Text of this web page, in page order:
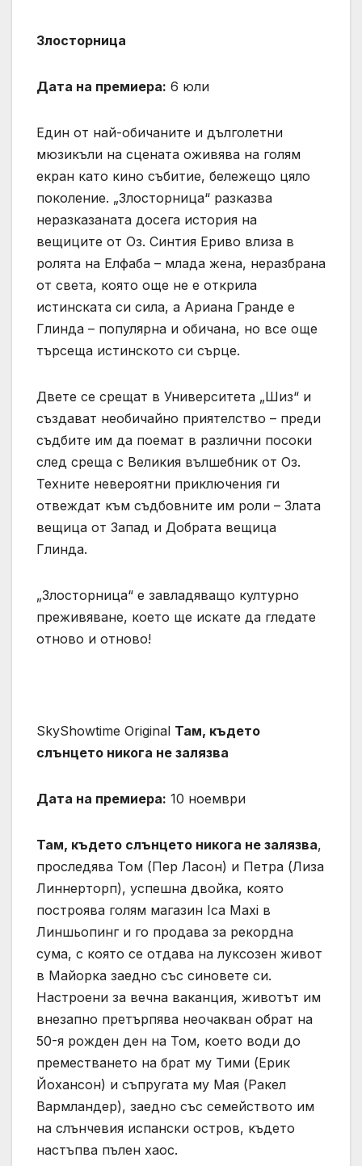
Злосторница
Дата на премиера: 6 юли
Един от най-обичаните и дълголетни
мюзикъли на сцената оживява на голям
екран като кино събитие, бележещо цяло
поколение. „Злосторница“ разказва
неразказаната досега история на
вещиците от Оз. Синтия Ериво влиза в
ролята на Елфаба – млада жена, неразбрана
от света, която още не е открила
истинската си сила, а Ариана Гранде е
Глинда – популярна и обичана, но все още
търсеща истинското си сърце.
Двете се срещат в Университета „Шиз“ и
създават необичайно приятелство – преди
съдбите им да поемат в различни посоки
след среща с Великия вълшебник от Оз.
Техните невероятни приключения ги
отвеждат към съдбовните им роли – Злата
вещица от Запад и Добрата вещица
Глинда.
„Злосторница“ е завладяващо културно
преживяване, което ще искате да гледате
отново и отново!
SkyShowtime Original Там, където
слънцето никога не залязва
Дата на премиера: 10 ноември
Там, където слънцето никога не залязва,
проследява Том (Пер Ласон) и Петра (Лиза
Линнерторп), успешна двойка, която
построява голям магазин Ica Maxi в
Линшьопинг и го продава за рекордна
сума, с която се отдава на луксозен живот
в Майорка заедно със синовете си.
Настроени за вечна ваканция, животът им
внезапно претърпява неочакван обрат на
50-я рожден ден на Том, което води до
преместването на брат му Тими (Ерик
Йохансон) и съпругата му Мая (Ракел
Вармландер), заедно със семейството им
на слънчевия испански остров, където
настъпва пълен хаос.